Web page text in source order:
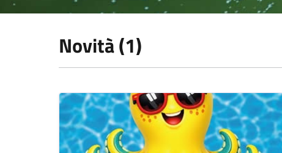
Novità (1)